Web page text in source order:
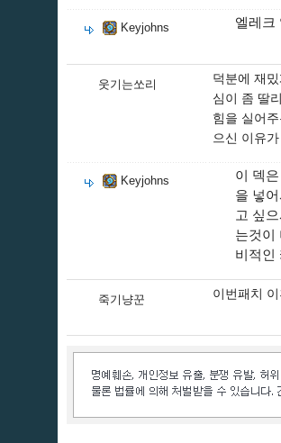
Keyjohns 엘레크
웃기는쏘리
덕분에 재
심이 좀 딸
힘을 실어
으신 이유
Keyjohns
이 덱
을 넣
고 싶
는것이
비적인
죽기냥꾼 이번패치